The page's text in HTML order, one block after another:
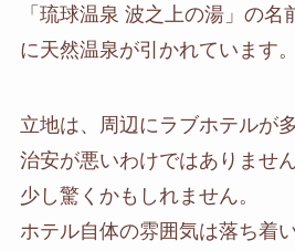
「琉球温泉 波之上の湯」の
に天然温泉が引かれています。
立地は、周辺にラブホテルが
治安が悪いわけではありませ
少し驚くかもしれません。
ホテル自体の雰囲気は落ち着